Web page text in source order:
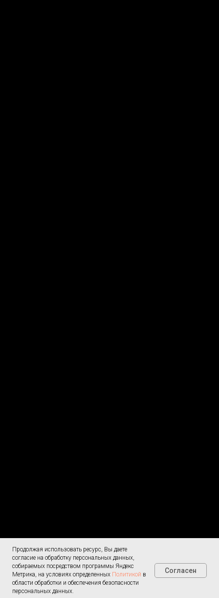
Продолжая использовать ресурс, Вы даете
согласие на обработку персональных данных,
собираемых посредством программы Яндекс
Метрика, на условиях определенных Политикой в
области обработки и обеспечения безопасности
персональных данных.
Согласен
Меню
Политика
конфиденциальности
О доставке
обработку ПД
Контакты